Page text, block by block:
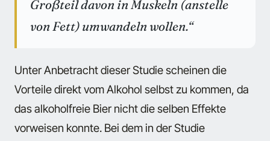
Großteil davon in Muskeln (anstelle
von Fett) umwandeln wollen.“
Unter Anbetracht dieser Studie scheinen die
Vorteile direkt vom Alkohol selbst zu kommen, da
das alkoholfreie Bier nicht die selben Effekte
vorweisen konnte. Bei dem in der Studie